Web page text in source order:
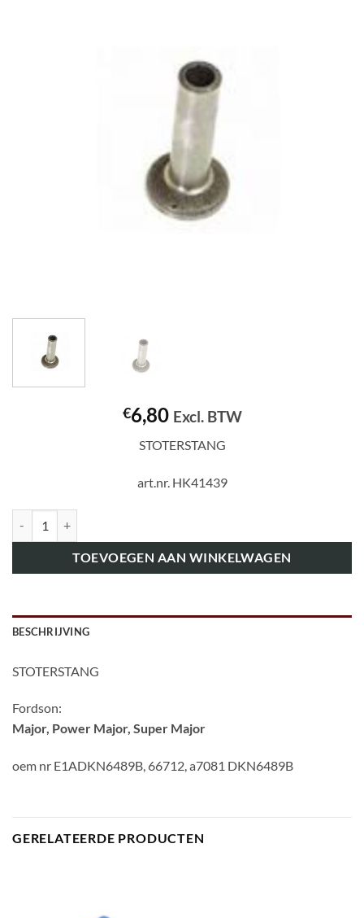
€6,80 Excl. BTW
STOTERSTANG
art.nr. HK41439
TOEVOEGEN AAN WINKELWAGEN
BESCHRIJVING
STOTERSTANG
Fordson:
Major, Power Major, Super Major
oem nr E1ADKN6489B, 66712, a7081 DKN6489B
GERELATEERDE PRODUCTEN